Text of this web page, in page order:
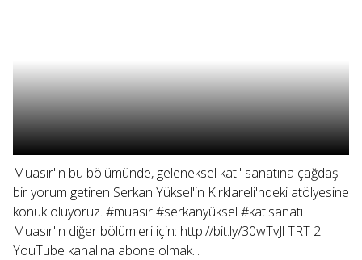
Muasır'ın bu bölümünde, geleneksel katı' sanatına çağdaş
bir yorum getiren Serkan Yüksel'in Kırklareli'ndeki atölyesine
konuk oluyoruz. #muasır #serkanyüksel #katısanatı
Muasır'ın diğer bölümleri için: http://bit.ly/30wTvJl TRT 2
YouTube kanalına abone olmak...